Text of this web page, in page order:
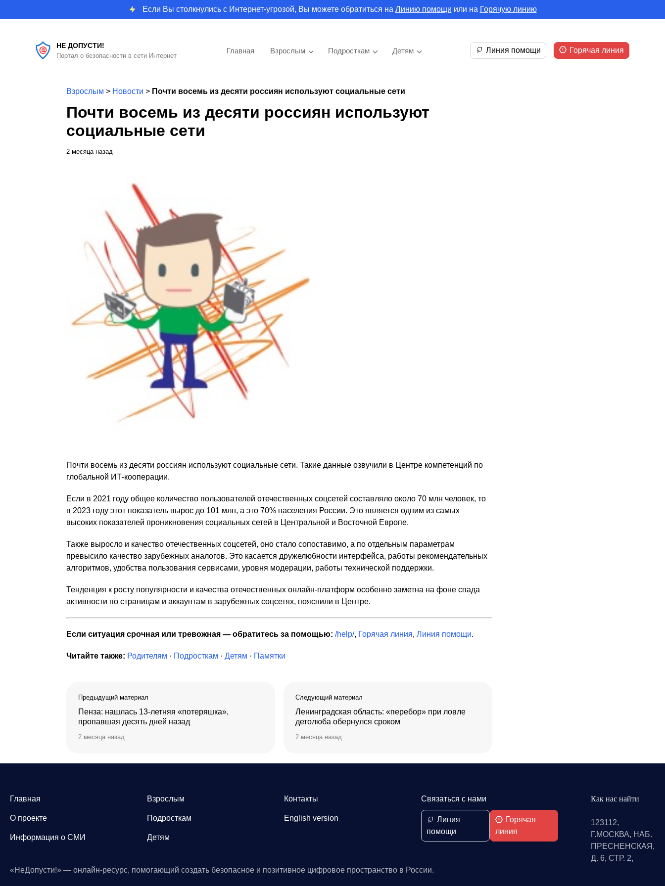
Если Вы столкнулись с Интернет-угрозой, Вы можете обратиться на Линию помощи или на Горячую линию
НЕ ДОПУСТИ!
Портал о безопасности в сети Интернет
Главная Взрослым Подросткам Детям Линия помощи Горячая линия
Взрослым > Новости > Почти восемь из десяти россиян используют социальные сети
Почти восемь из десяти россиян используют
социальные сети
2 месяца назад
Почти восемь из десяти россиян используют социальные сети. Такие данные озвучили в Центре компетенций по
глобальной ИТ-кооперации.
Если в 2021 году общее количество пользователей отечественных соцсетей составляло около 70 млн человек, то
в 2023 году этот показатель вырос до 101 млн, а это 70% населения России. Это является одним из самых
высоких показателей проникновения социальных сетей в Центральной и Восточной Европе.
Также выросло и качество отечественных соцсетей, оно стало сопоставимо, а по отдельным параметрам
превысило качество зарубежных аналогов. Это касается дружелюбности интерфейса, работы рекомендательных
алгоритмов, удобства пользования сервисами, уровня модерации, работы технической поддержки.
Тенденция к росту популярности и качества отечественных онлайн-платформ особенно заметна на фоне спада
активности по страницам и аккаунтам в зарубежных соцсетях, пояснили в Центре.
Если ситуация срочная или тревожная — обратитесь за помощью: /help/, Горячая линия,Линия помощи.
Читайте также: Родителям · Подросткам ·Детям · Памятки
Предыдущий материал
Пенза: нашлась 13-летняя «потеряшка»,
пропавшая десять дней назад
2 месяца назад
Следующий материал
Ленинградская область: «перебор» при ловле
детолюба обернулся сроком
2 месяца назад
Главная
О проекте
Информация о СМИ
Взрослым
Подросткам
Детям
Контакты
English version
Связаться с нами
Линия
помощи
Горячая
линия
«НеДопусти!» — онлайн-ресурс, помогающий создать безопасное и позитивное цифровое пространство в России.
Как нас найти
123112,
Г.МОСКВА, НАБ.
ПРЕСНЕНСКАЯ,
Д. 6, СТР. 2,